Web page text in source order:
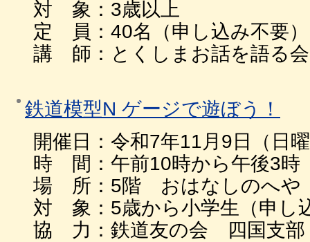
対 象：3歳以上
定 員：40名（申し込み不要）
講 師：とくしまお話を語る会
鉄道模型N ゲージで遊ぼう！
開催日：令和7年11月9日（日
時 間：午前10時から午後3時
場 所：5階 おはなしのへや
対 象：5歳から小学生（申し
協 力：鉄道友の会 四国支部